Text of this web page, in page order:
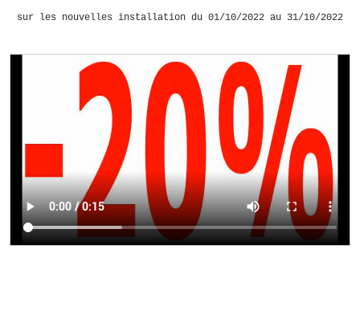
sur les nouvelles installation du 01/10/2022 au 31/10/2022